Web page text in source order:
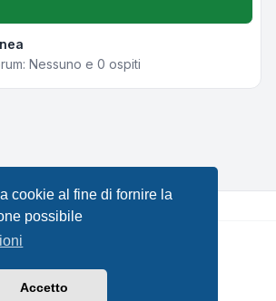
cookie al fine di fornire la
possibile
Accetto
Nessuno e 0 ospiti
Forum Software © phpBB Limited •
phpBB-Italia.it